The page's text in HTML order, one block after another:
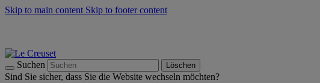
Skip to main content Skip to footer content
Suchen Löschen
Sind Sie sicher, dass Sie die Website wechseln möchten?